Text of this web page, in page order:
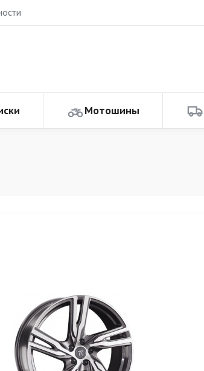
Мотошины